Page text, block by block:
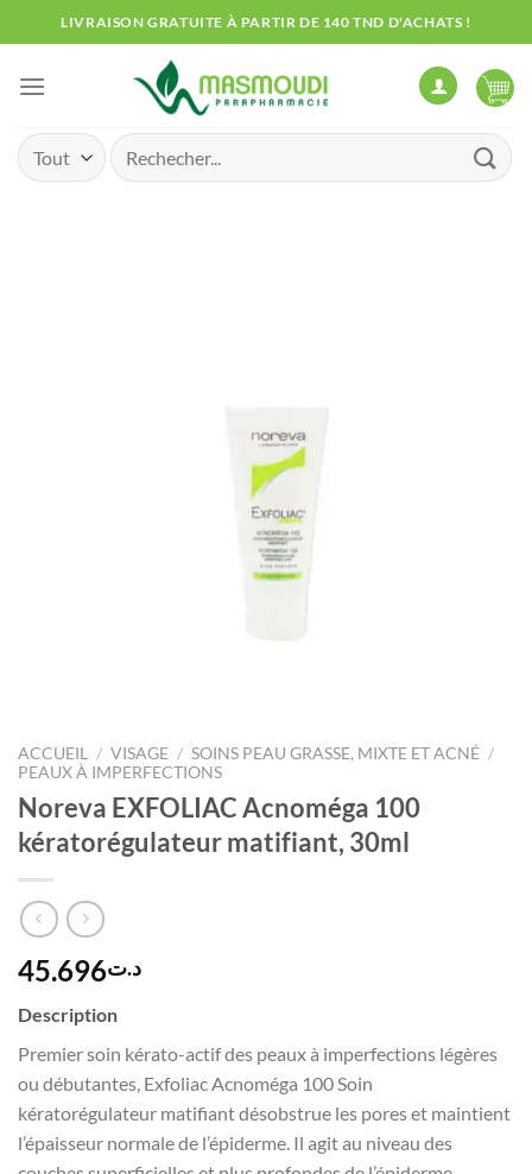
au
contenu
LIVRAISON GRATUITE À PARTIR DE 140 TND D'ACHATS !
Recherche
pour :
ACCUEIL / VISAGE / SOINS PEAU GRASSE, MIXTE ET ACNÉ /
PEAUX À IMPERFECTIONS
Noreva EXFOLIAC Acnoméga 100
kératorégulateur matifiant, 30ml
د.ت45.696
Description
Premier soin kérato-actif des peaux à imperfections légères
ou débutantes, Exfoliac Acnoméga 100 Soin
kératorégulateur matifiant désobstrue les pores et maintient
l’épaisseur normale de l’épiderme. Il agit au niveau des